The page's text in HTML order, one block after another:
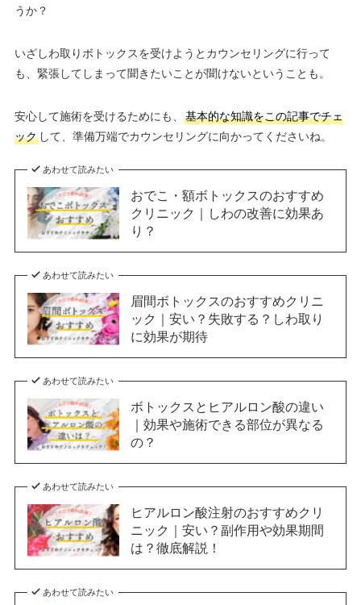
うか？
いざしわ取りボトックスを受けようとカウンセリングに行って
も、緊張してしまって聞きたいことが聞けないということも。
安心して施術を受けるためにも、
基本的な知識をこの記事でチェ
ックして、準備万端でカウンセリングに向かってくださいね。
あわせて読みたい
おでこ・額ボトックスのおすすめ
クリニック｜しわの改善に効果あ
り？
あわせて読みたい
眉間ボトックスのおすすめクリニ
ック｜安い？失敗する？しわ取り
に効果が期待
あわせて読みたい
ボトックスとヒアルロン酸の違い
｜効果や施術できる部位が異なる
の？
あわせて読みたい
ヒアルロン酸注射のおすすめクリ
ニック｜安い？副作用や効果期間
は？徹底解説！
あわせて読みたい